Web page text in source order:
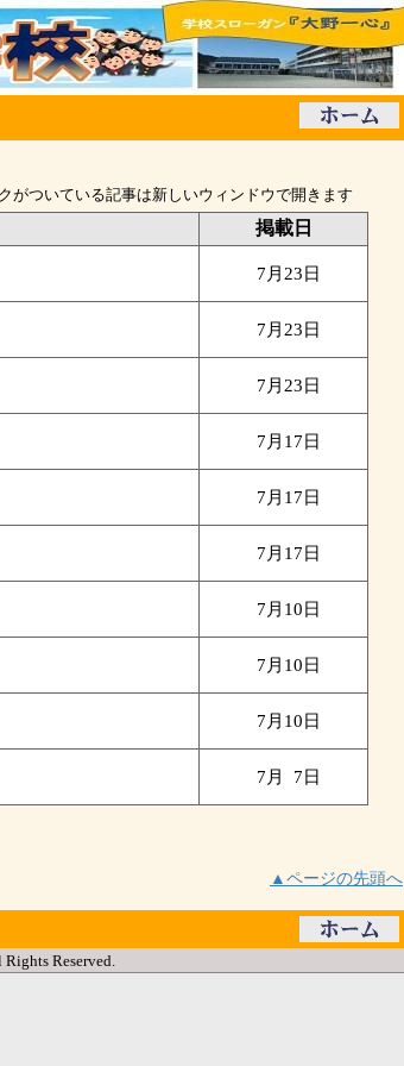
がついている記事は新しいウィンドウで開きます
掲載日
7月23日
7月23日
7月23日
7月17日
7月17日
7月17日
7月10日
7月10日
7月10日
7月 7日
▲ページの先頭へ
Reserved.